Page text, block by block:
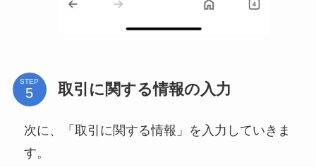
STEP 取引に関する情報の入力
次に、「取引に関する情報」を入力していきま
す。